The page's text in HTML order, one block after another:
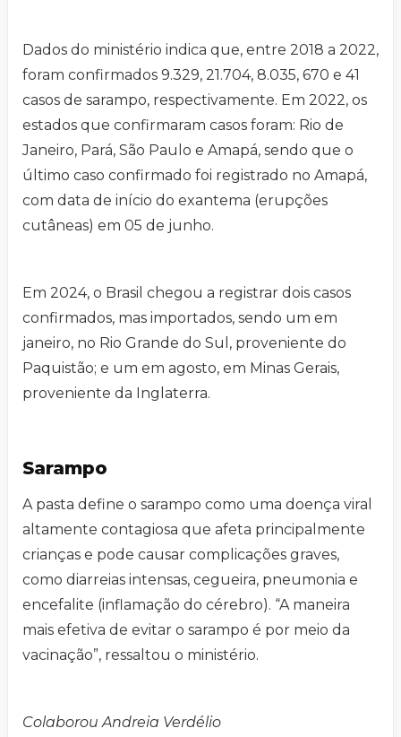
Dados do ministério indica que, entre 2018 a 2022,
foram confirmados 9.329, 21.704, 8.035, 670 e 41
casos de sarampo, respectivamente. Em 2022, os
estados que confirmaram casos foram: Rio de
Janeiro, Pará, São Paulo e Amapá, sendo que o
último caso confirmado foi registrado no Amapá,
com data de início do exantema (erupções
cutâneas) em 05 de junho.
Em 2024, o Brasil chegou a registrar dois casos
confirmados, mas importados, sendo um em
janeiro, no Rio Grande do Sul, proveniente do
Paquistão; e um em agosto, em Minas Gerais,
proveniente da Inglaterra.
Sarampo
A pasta define o sarampo como uma doença viral
altamente contagiosa que afeta principalmente
crianças e pode causar complicações graves,
como diarreias intensas, cegueira, pneumonia e
encefalite (inflamação do cérebro). “A maneira
mais efetiva de evitar o sarampo é por meio da
vacinação”, ressaltou o ministério.
Colaborou Andreia Verdélio